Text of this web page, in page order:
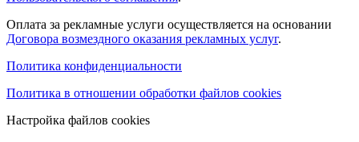
Оплата за рекламные услуги осуществляется на основании
Договора возмездного оказания рекламных услуг.
Политика конфиденциальности
Политика в отношении обработки файлов cookies
Настройка файлов cookies